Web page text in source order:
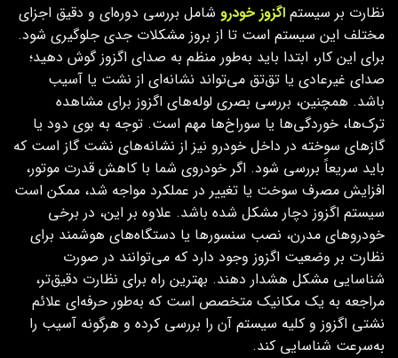
نظارت بر سیستم اگزوز خودرو شامل بررسی دوره‌ای و دقیق اجزای
مختلف این سیستم است تا از بروز مشکلات جدی جلوگیری شود.
برای این کار، ابتدا باید به‌طور منظم به صدای اگزوز گوش دهید؛
صدای غیرعادی یا تق‌تق می‌تواند نشانه‌ای از نشت یا آسیب
باشد. همچنین، بررسی بصری لوله‌های اگزوز برای مشاهده
ترک‌ها، خوردگی‌ها یا سوراخ‌ها مهم است. توجه به بوی دود یا
گازهای سوخته در داخل خودرو نیز از نشانه‌های نشت گاز است که
باید سریعاً بررسی شود. اگر خودروی شما با کاهش قدرت موتور،
افزایش مصرف سوخت یا تغییر در عملکرد مواجه شد، ممکن است
سیستم اگزوز دچار مشکل شده باشد. علاوه بر این، در برخی
خودروهای مدرن، نصب سنسورها یا دستگاه‌های هوشمند برای
نظارت بر وضعیت اگزوز وجود دارد که می‌توانند در صورت
شناسایی مشکل هشدار دهند. بهترین راه برای نظارت دقیق‌تر،
مراجعه به یک مکانیک متخصص است که به‌طور حرفه‌ای علائم
نشتی اگزوز و کلیه سیستم آن را بررسی کرده و هرگونه آسیب را
به‌سرعت شناسایی کند.